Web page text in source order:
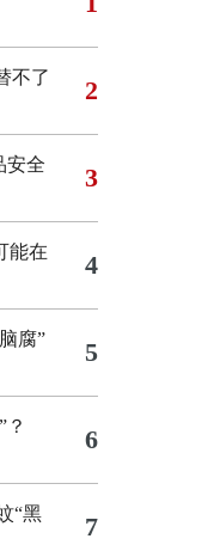
不了
2
安全
3
能在
4
腐” 5
6
“黑
7